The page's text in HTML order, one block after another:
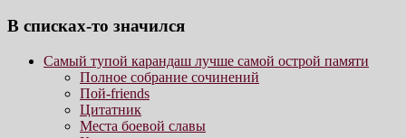
В списках-то значился
Самый тупой карандаш лучше самой острой памяти
Полное собрание сочинений
Пой-friends
Цитатник
Места боевой славы